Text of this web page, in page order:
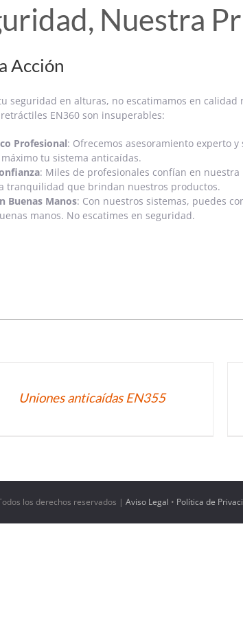
Nuestra
Acción
seguridad en alturas, no escatimamos en
EN360 son insuperables:
Profesional: Ofrecemos asesoramiento experto
tu sistema anticaídas.
: Miles de profesionales confían en
tranquilidad que brindan nuestros productos.
Buenas Manos: Con nuestros sistemas, puedes
manos. No escatimes en seguridad.
Uniones anticaídas EN355
los derechos reservados | Aviso Legal • Política de